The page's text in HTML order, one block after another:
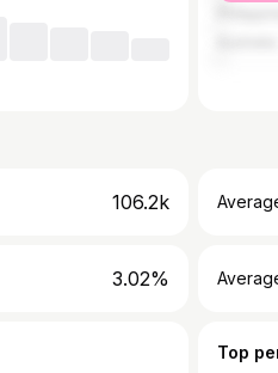
106.2k
3.02%
Top